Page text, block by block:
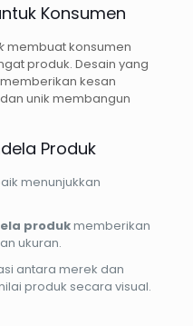
Konsumen
membuat konsumen
produk. Desain yang
kesan
unik membangun
Produk
menunjukkan
produkmemberikan
ukuran.
antara merek dan
produk secara visual.